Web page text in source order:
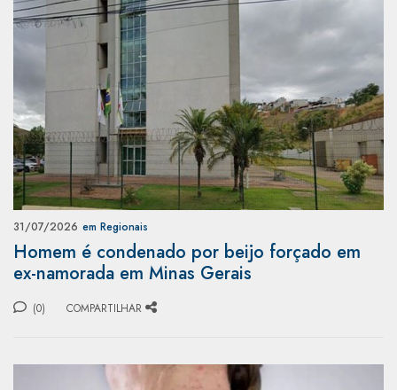
31/07/2026 em Regionais
Homem é condenado por beijo forçado em
ex-namorada em Minas Gerais
(0) COMPARTILHAR